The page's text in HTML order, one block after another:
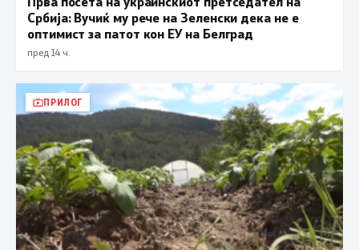
Србија: Вучиќ му рече на Зеленски дека не е
оптимист за патот кон ЕУ на Белград
пред 14 ч.
ПРИЛОГ